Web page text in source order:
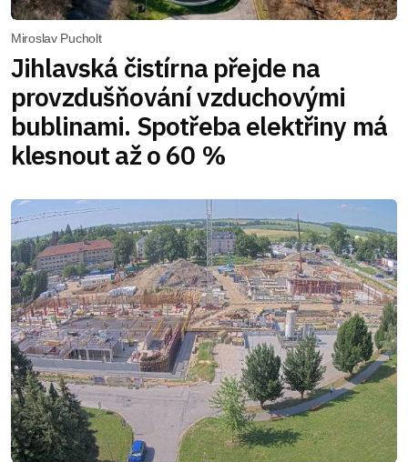
Miroslav Pucholt
Jihlavská čistírna přejde na
provzdušňování vzduchovými
bublinami. Spotřeba elektřiny má
klesnout až o 60 %